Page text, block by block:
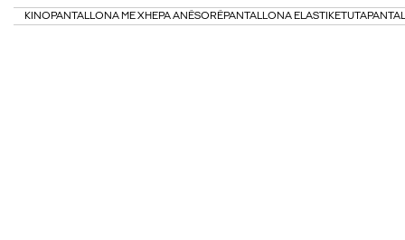
KINO PANTALLONA ME XHEPA ANËSORËPANTALLONA ELASTIKETUTA